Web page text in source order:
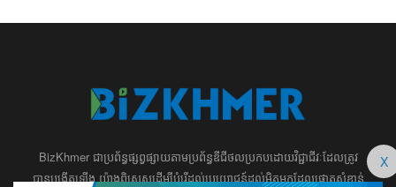
BizKhmer ​ជា​​ប្រព័ន្ធ​ផ្សព្វផ្សាយ​តាម​ប្រព័ន្ធ​ឌីជីថល​​​ប្រកប​ដោយ​វិជ្ជាជីវៈ​ដែល​​​ត្រូវ​
បាន​បង្កើតឡើង យ៉ាង​ពិសេស​​ដើម្បី​បំរើ​ដល់​ប្រយោជន៍​​​ដល់​មិត្ត​អ្នក​ដែល​ផ្ដោត​សំខាន់​
X